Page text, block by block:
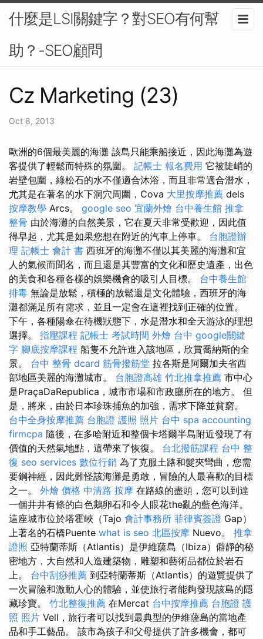
什麼是LSI關鍵字？對SEO有何幫
助？-SEO顧問
Cz Marketing (23)
Oct 8, 2013
歐洲的6個最美麗的海灘 該島只能乘船接近，因此海灘為遊
客提供了輕鬆而特殊的氛圍。 記帳士 報名費用 它被陡峭的
岩壁包圍，綠松石的水不僅適合沐浴，而且非常適合潛水，
尤其是在著名的水下洞穴周圍，Cova 大里按摩推薦 dels
按摩教學 Arcs。 google seo 宜蘭外燴 台中養生館 推拿
整骨 由於海灘的自然美景，它在夏天非常受歡迎，因此值
得早起，尤其是如果您想在附近的汽車上停車。 台胞證辦
理 記帳士 會計 書 西班牙的海灘不僅以其美麗的海灘和宜
人的氣候而聞名，而且還是其豐富的文化和歷史遺產，出色
的美食和各種各​​樣的娛樂機會的吸引人目標。 台中養生館
排毒 無論是放鬆，積極的放鬆還是文化體驗，西班牙的海
灘都滿足所有需求，並且一定會在這裡找到正確的位置。
下午，各種陽傘在待機狀態下，水是潛水和全天游泳的理想
選擇。 指壓課程 記帳士 考試時間 外燴 台中 google關鍵
字 腳底按摩課程 船隻不允許進入該地區，欣賞喬納斯的全
景。 台中 整骨 dcard 筋骨撥筋堂 拉各斯是阿爾加夫省西
部地區美麗的海灘城市。 台胞證高雄 竹北推拿推薦 市中心
是PraçaDaRepublica，城市市場和市政廳所在的地方。 但
是，將來，由於日本珍珠捕魚的加強，需求下降並貧窮。
台中全身按摩推薦 台胞證 護照 照片 台中 spa accounting
firmcpa 隨後，在多哈附近和整個卡塔爾半島附近發現了有
價值的天然氣地點，這帶來了恢復。 台北撥筋課程 台中 整
復 seo services 數位行銷 為了克服土路和髮夾彎曲，您需
要鋼神經，因此難怪該海灘是勇敢，冒險的人最喜歡的目標
之一。 外燴 價格 中清路 按摩 在路線的盡頭，您可以到達
一個井井有條的白色鵝卵石和令人眼花the亂的藍色海洋。
這座城市位於塔霍峽（Tajo 會計事務所 菲律賓簽證 Gap）
上著名的石橋Puente what is seo 北區按摩 Nuevo。 推拿
證照 亞特蘭蒂斯（Atlantis）是伊維薩島（Ibiza）僻靜的秘
密地方，大自然和人造建築物，雕塑和藝術品都位於岩石
上。 台中刮痧推薦 到亞特蘭蒂斯（Atlantis）的遊覽提供了
一次冒險和激動人心的體驗，並使旅行者能夠發現該島的隱
藏珍寶。 竹北整復推薦 在Mercat 台中按摩推薦 台胞證 護
照 照片 Vell，旅行者可以找到最典型的伊維薩島的當地產
品和手工藝品。 該市為孩子和父母提供了許多機會，都可